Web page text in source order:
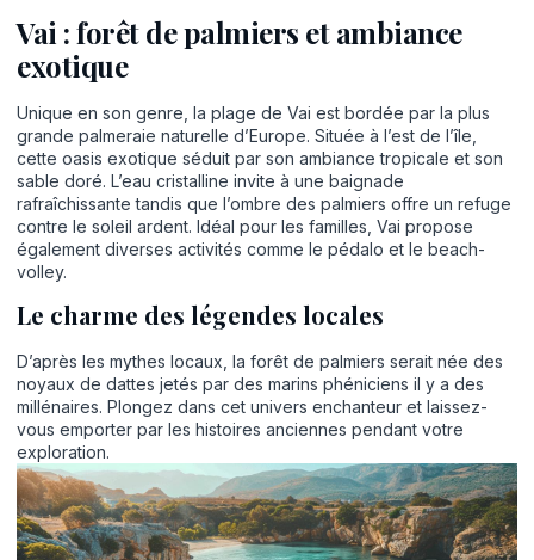
Vai : forêt de palmiers et ambiance
exotique
Unique en son genre, la plage de Vai est bordée par la plus
grande palmeraie naturelle d’Europe. Située à l’est de l’île,
cette oasis exotique séduit par son ambiance tropicale et son
sable doré. L’eau cristalline invite à une baignade
rafraîchissante tandis que l’ombre des palmiers offre un refuge
contre le soleil ardent. Idéal pour les familles, Vai propose
également diverses activités comme le pédalo et le beach-
volley.
Le charme des légendes locales
D’après les mythes locaux, la forêt de palmiers serait née des
noyaux de dattes jetés par des marins phéniciens il y a des
millénaires. Plongez dans cet univers enchanteur et laissez-
vous emporter par les histoires anciennes pendant votre
exploration.